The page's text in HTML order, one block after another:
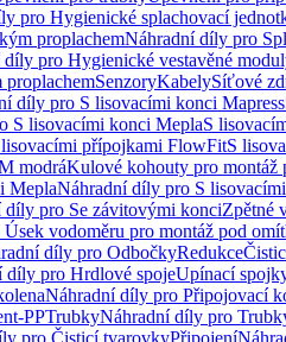
pro Hygienické splachovací
proplachemNáhradní díly pro
díly pro Hygienické vestavěné
proplachemSenzoryKabelySíťové
díly pro S lisovacími konci Mapress
S lisovacími konci MeplaS
přípojkami FlowFitS
modráKulové kohouty pro montáž
MeplaNáhradní díly pro S
díly pro Se závitovými konciZpětné
vodoměru pro montáž pod
díly pro OdbočkyRedukce
díly pro Hrdlové spojeUpínací
Náhradní díly pro Připojovací
PPTrubkyNáhradní díly pro
pro Čisticí tvarovkyPřipojení